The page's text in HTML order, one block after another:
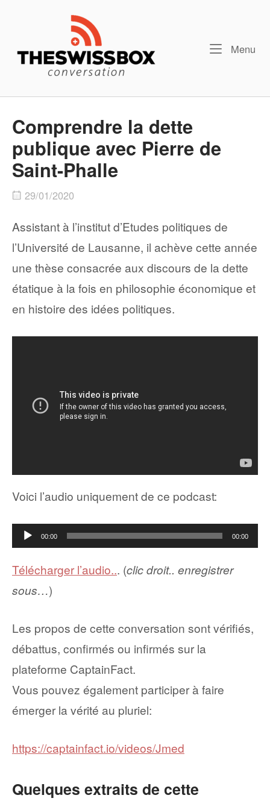
Menu
Comprendre la dette
publique avec Pierre de
Saint-Phalle
29/01/2020
Assistant à l’institut d’Etudes politiques de
l’Université de Lausanne, il achève cette année
une thèse consacrée aux discours de la dette
étatique à la fois en philosophie économique et
en histoire des idées politiques.
Voici l’audio uniquement de ce podcast:
Lecteur
00:00 00:00
Télécharger l’audio... (clic droit.. enregistrer
sous…)
Les propos de cette conversation sont vérifiés,
débattus, confirmés ou infirmés sur la
plateforme CaptainFact.
Vous pouvez également participer à faire
émerger la vérité au pluriel:
https://captainfact.io/videos/Jmed
Quelques extraits de cette